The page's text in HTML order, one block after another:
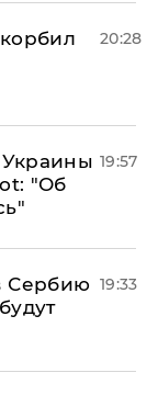
20:28
"Об
19:57
Сербию 19:33